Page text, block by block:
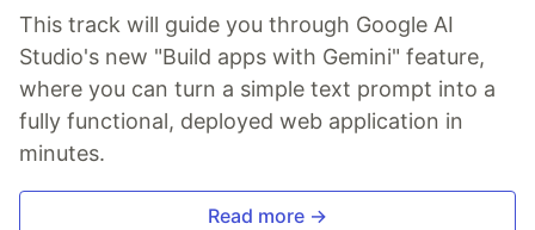
This track will guide you through Google AI
Studio's new "Build apps with Gemini" feature,
where you can turn a simple text prompt into a
fully functional, deployed web application in
minutes.
Read more →